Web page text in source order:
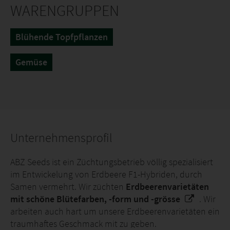
WARENGRUPPEN
Blühende Topfpflanzen
Gemüse
Unternehmensprofil
ABZ Seeds ist ein Züchtungsbetrieb völlig spezialisiert
im Entwickelung von Erdbeere F1-Hybriden, durch
Samen vermehrt. Wir züchten Erdbeerenvarietäten
mit schöne Blütefarben, -form und -grösse
. Wir
arbeiten auch hart um unsere Erdbeerenvarietäten ein
traumhaftes Geschmack mit zu geben.